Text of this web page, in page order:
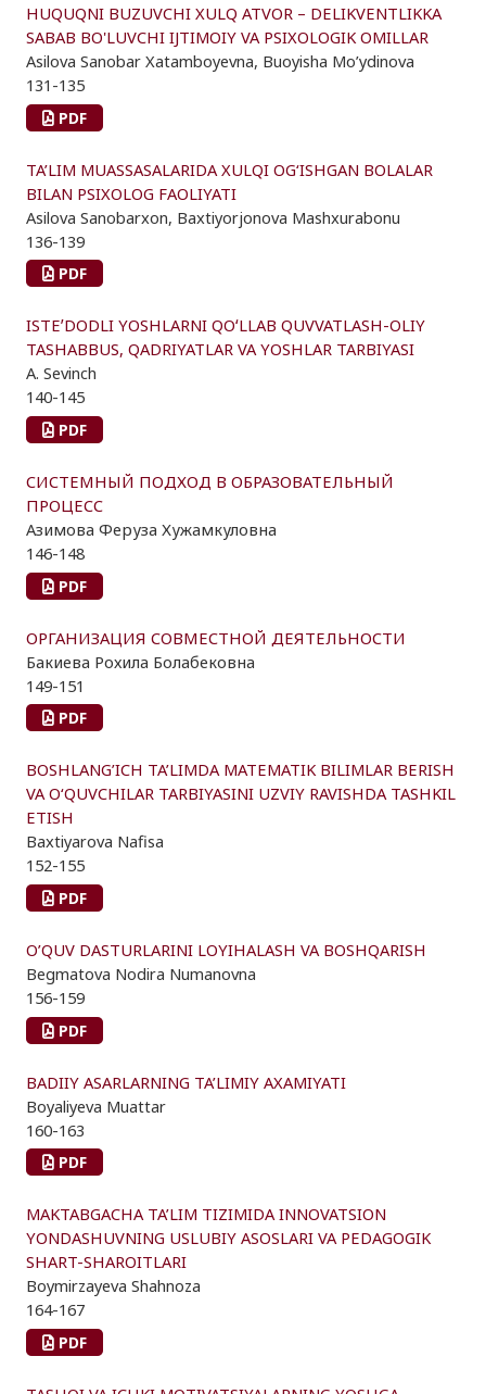
HUQUQNI BUZUVCHI XULQ ATVOR – DELIKVENTLIKKA
SABAB BO'LUVCHI IJTIMOIY VA PSIXOLOGIK OMILLAR
Asilova Sanobar Xatamboyevna, Buoyisha Mo’ydinova
131-135
PDF
TA’LIM MUASSASALARIDA XULQI OG‘ISHGAN BOLALAR
BILAN PSIXOLOG FAOLIYATI
Asilova Sanobarxon, Baxtiyorjonova Mashxurabonu
136-139
PDF
ISTEʼDODLI YOSHLARNI QOʻLLAB QUVVATLASH-OLIY
TASHABBUS, QADRIYATLAR VA YOSHLAR TARBIYASI
A. Sevinch
140-145
PDF
СИСТЕМНЫЙ ПОДХОД В ОБРАЗОВАТЕЛЬНЫЙ
ПРОЦЕСС
Азимова Феруза Хужамкуловна
146-148
PDF
ОРГАНИЗАЦИЯ СОВМЕСТНОЙ ДЕЯТЕЛЬНОСТИ
Бакиева Рохила Болабековна
149-151
PDF
BOSHLANG’ICH TA’LIMDA MATEMATIK BILIMLAR BERISH
VA O‘QUVCHILAR TARBIYASINI UZVIY RAVISHDA TASHKIL
ETISH
Baxtiyarova Nafisa
152-155
PDF
O’QUV DASTURLARINI LOYIHALASH VA BOSHQARISH
Begmatova Nodira Numanovna
156-159
PDF
BADIIY ASARLARNING TA’LIMIY AXAMIYATI
Boyaliyeva Muattar
160-163
PDF
MAKTABGACHA TA’LIM TIZIMIDA INNOVATSION
YONDASHUVNING USLUBIY ASOSLARI VA PEDAGOGIK
SHART-SHAROITLARI
Boymirzayeva Shahnoza
164-167
PDF